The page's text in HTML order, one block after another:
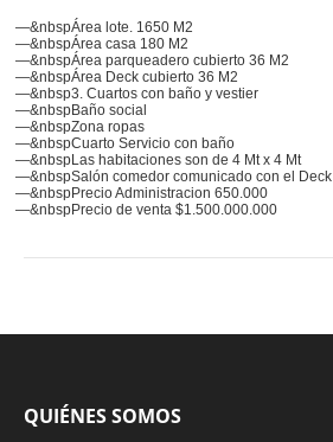
Área lote. 1650 M2
Área casa 180 M2
Área parqueadero cubierto 36 M2
Área Deck cubierto 36 M2
3. Cuartos con baño y vestier
Baño social
Zona ropas
Cuarto Servicio con baño
Las habitaciones son de 4 Mt x 4 Mt
Salón comedor comunicado con el Deck
Precio Administracion 650.000
Precio de venta $1.500.000.000
QUIÉNES SOMOS